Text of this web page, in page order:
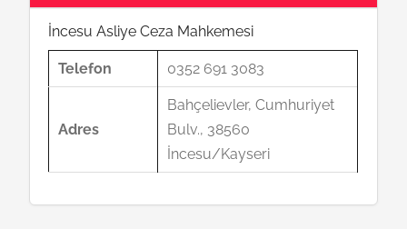
İncesu Asliye Ceza Mahkemesi
Telefon 0352 691 3083
Adres
Bahçelievler, Cumhuriyet
Bulv., 38560
İncesu/Kayseri